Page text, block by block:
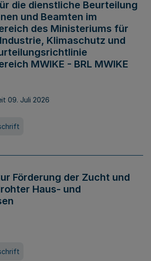
die dienstliche Beurteilung
und Beamten im
des Ministeriums für
Klimaschutz und
MWIKE - BRL MWIKE
09. Juli 2026
Förderung der Zucht und
Haus- und